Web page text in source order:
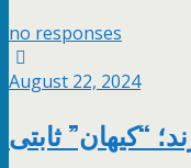
no responses
August 22, 2024
“کیهان” ثابتی